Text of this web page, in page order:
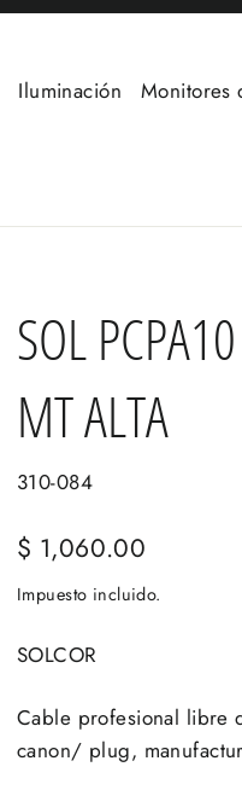
Iluminación
Monitores
SOL
MT ALTA
310-084
Precio
$ 1,060.00
Impuesto incluido.
SOLCOR
Cable profesional libre
canon/ plug,